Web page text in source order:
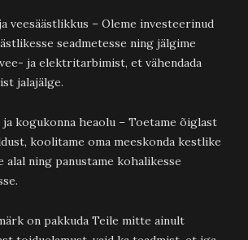
veesäästlikkus – Oleme investeerinud
seadmetesse ning jälgime
ja elektritarbimist, et vähendada
jalajälge.
kogukonna heaolu – Toetame õiglast
koolitame oma meeskonda kestlike
alal ning panustame kohalikesse
on pakkuda Teile mitte ainult